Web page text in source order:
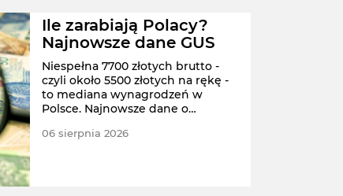
Ile zarabiają Polacy?
Najnowsze dane GUS
Niespełna 7700 złotych brutto -
czyli około 5500 złotych na rękę -
to mediana wynagrodzeń w
Polsce. Najnowsze dane o
dzisiaj Główny Urząd Statystyczny.
06 sierpnia 2026